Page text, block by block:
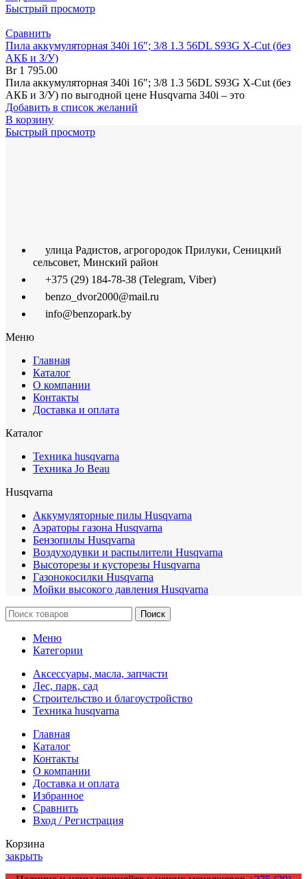
Быстрый просмотр
Сравнить
Пила аккумуляторная 340i 16″; 3/8 1.3 56DL S93G X-Cut (без
АКБ и З/У)
Br1 795.00
Пила аккумуляторная 340i 16″; 3/8 1.3 56DL S93G X-Cut (без
АКБ и З/У) по выгодной цене Husqvarna 340i – это
Добавить в список желаний
В корзину
Быстрый просмотр
улица Радистов, агрогородок Прилуки, Сеницкий
сельсовет, Минский район
+375 (29) 184-78-38 (Telegram, Viber)
benzo_dvor2000@mail.ru
info@benzopark.by
Меню
Главная
Каталог
О компании
Контакты
Доставка и оплата
Каталог
Техника husqvarna
Техника Jo Beau
Husqvarna
Аккумуляторные пилы Husqvarna
Аэраторы газона Husqvarna
Бензопилы Husqvarna
Воздуходувки и распылители Husqvarna
Высоторезы и кусторезы Husqvarna
Газонокосилки Husqvarna
Мойки высокого давления Husqvarna
Поиск
Меню
Категории
Аксессуары, масла, запчасти
Лес, парк, сад
Строительство и благоустройство
Техника husqvarna
Главная
Каталог
Контакты
О компании
Доставка и оплата
Избранное
Сравнить
Вход / Регистрация
Корзина
закрыть